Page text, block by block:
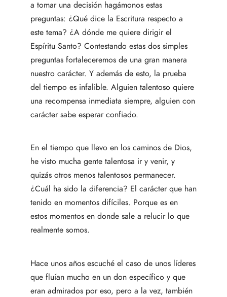
a tomar una decisión hagámonos estas
preguntas: ¿Qué dice la Escritura respecto a
este tema? ¿A dónde me quiere dirigir el
Espíritu Santo? Contestando estas dos simples
preguntas fortaleceremos de una gran manera
nuestro carácter. Y además de esto, la prueba
del tiempo es infalible. Alguien talentoso quiere
una recompensa inmediata siempre, alguien con
carácter sabe esperar confiado.
En el tiempo que llevo en los caminos de Dios,
he visto mucha gente talentosa ir y venir, y
quizás otros menos talentosos permanecer.
¿Cuál ha sido la diferencia? El carácter que han
tenido en momentos difíciles. Porque es en
estos momentos en donde sale a relucir lo que
realmente somos.
Hace unos años escuché el caso de unos líderes
que fluían mucho en un don específico y que
eran admirados por eso, pero a la vez, también